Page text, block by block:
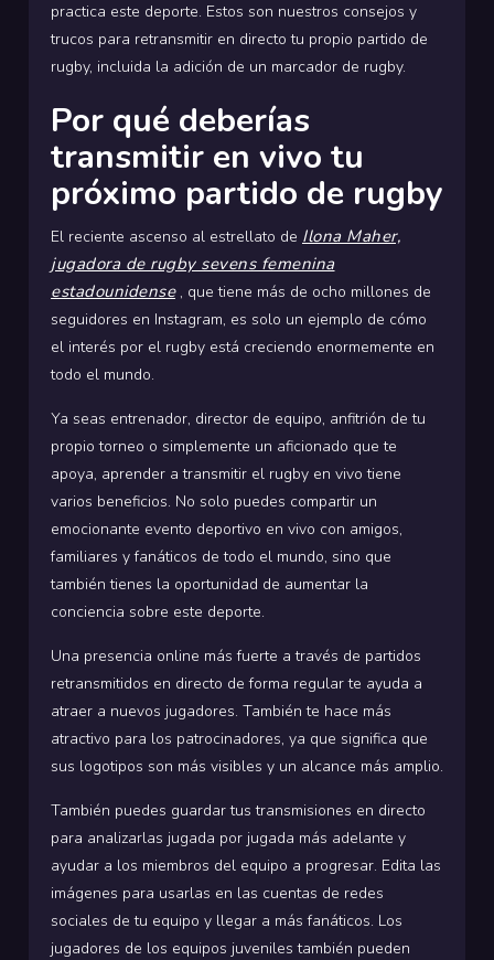
practica este deporte. Estos son nuestros consejos y
trucos para retransmitir en directo tu propio partido de
rugby, incluida la adición de un marcador de rugby.
Por qué deberías
transmitir en vivo tu
próximo partido de rugby
El reciente ascenso al estrellato de Ilona Maher,
jugadora de rugby sevens femenina
estadounidense, que tiene más de ocho millones de
seguidores en Instagram, es solo un ejemplo de cómo
el interés por el rugby está creciendo enormemente en
todo el mundo.
Ya seas entrenador, director de equipo, anfitrión de tu
propio torneo o simplemente un aficionado que te
apoya, aprender a transmitir el rugby en vivo tiene
varios beneficios. No solo puedes compartir un
emocionante evento deportivo en vivo con amigos,
familiares y fanáticos de todo el mundo, sino que
también tienes la oportunidad de aumentar la
conciencia sobre este deporte.
Una presencia online más fuerte a través de partidos
retransmitidos en directo de forma regular te ayuda a
atraer a nuevos jugadores. También te hace más
atractivo para los patrocinadores, ya que significa que
sus logotipos son más visibles y un alcance más amplio.
También puedes guardar tus transmisiones en directo
para analizarlas jugada por jugada más adelante y
ayudar a los miembros del equipo a progresar. Edita las
imágenes para usarlas en las cuentas de redes
sociales de tu equipo y llegar a más fanáticos. Los
jugadores de los equipos juveniles también pueden